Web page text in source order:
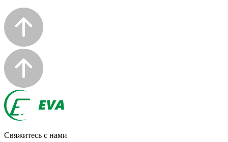
Свяжитесь с нами